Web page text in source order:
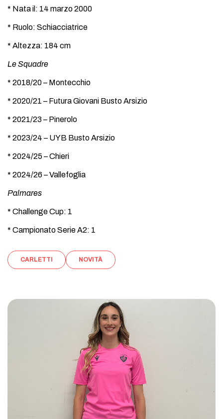
* Nata il: 14 marzo 2000
* Ruolo: Schiacciatrice
* Altezza: 184 cm
Le Squadre
* 2018/20 – Montecchio
* 2020/21 – Futura Giovani Busto Arsizio
* 2021/23 – Pinerolo
* 2023/24 – UYB Busto Arsizio
* 2024/25 – Chieri
* 2024/26 – Vallefoglia
Palmares
* Challenge Cup: 1
* Campionato Serie A2: 1
CARLETTI NOVITÀ